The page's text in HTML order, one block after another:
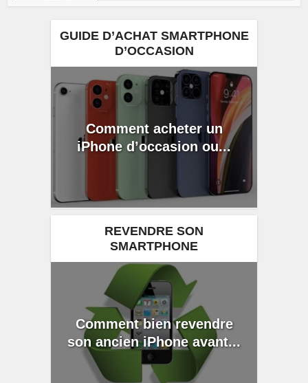
GUIDE D’ACHAT SMARTPHONE
D’OCCASION
Comment acheter un
iPhone d’occasion ou...
REVENDRE SON
SMARTPHONE
Comment bien revendre
son ancien iPhone avant...